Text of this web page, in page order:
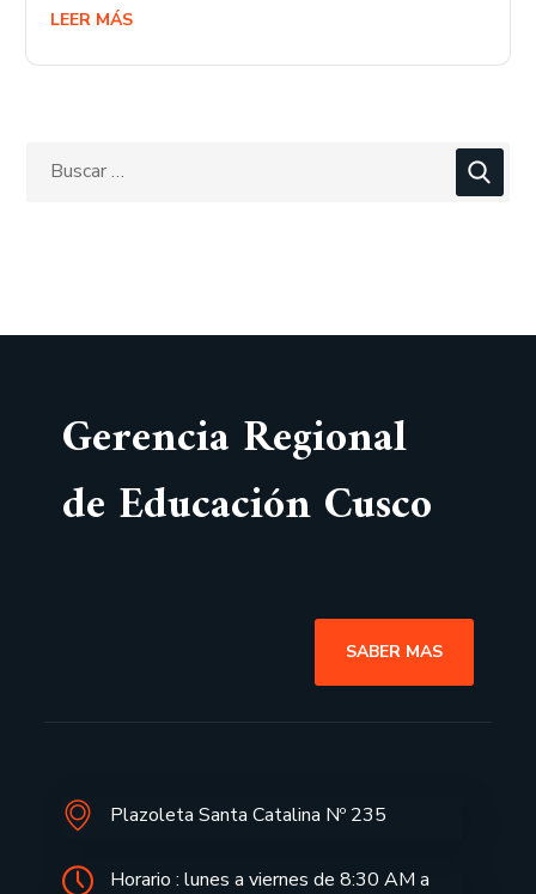
LEER MÁS
Gerencia Regional
de Educación Cusco
SABER MAS
Plazoleta Santa Catalina Nº 235
Horario : lunes a viernes de 8:30 AM a